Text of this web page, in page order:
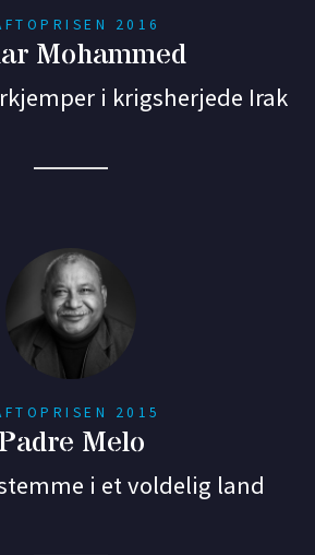
2016
Mohammed
i krigsherjede Irak
2015
Padre Melo
i et voldelig land